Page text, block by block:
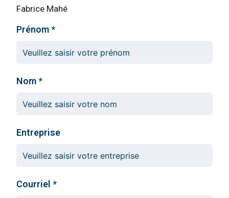
Fabrice Mahé
Prénom
Nom
Entreprise
Courriel